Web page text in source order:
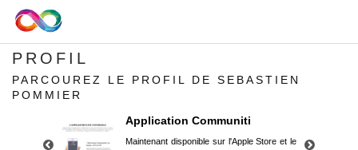
PROFIL
PARCOUREZ LE PROFIL DE SEBASTIEN
POMMIER
Application Communiti
Maintenant disponible sur l'Apple Store et le